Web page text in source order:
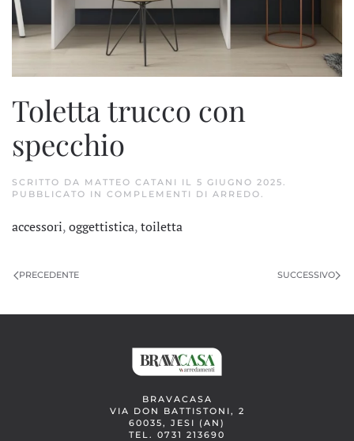
Toletta trucco con
specchio
SCRITTO DA MATTEO CATANI IL 5 GIUGNO 2025.
PUBBLICATO IN COMPLEMENTI DI ARREDO.
accessori,oggettistica,toiletta
PRECEDENTE SUCCESSIVO
BRAVACASA
VIA DON BATTISTONI, 2
60035, JESI (AN)
TEL. 0731 213690